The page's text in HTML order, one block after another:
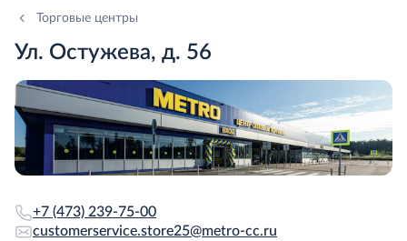
Торговые центры
Ул. Остужева, д. 56
+7 (473) 239-75-00
customerservice.store25@metro-cc.ru